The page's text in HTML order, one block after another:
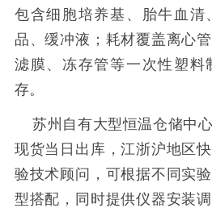
包含细胞培养基、胎牛血清
品、缓冲液；耗材覆盖离心
滤膜、冻存管等一次性塑料
存。
苏州自有大型恒温仓储中
现货当日出库，江浙沪地区
验技术顾问，可根据不同实
型搭配，同时提供仪器安装